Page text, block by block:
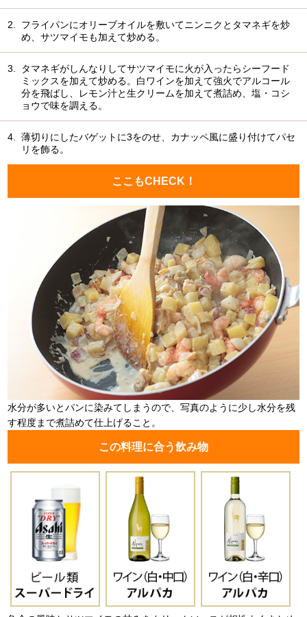
2.
フライパンにオリーブオイルを敷いてニンニクとタマネギを炒
め、サツマイモも加えて炒める。
3.
タマネギがしんなりしてサツマイモに火が入ったらシーフード
ミックスを加えて炒める。白ワインを加えて強火でアルコール
分を飛ばし、レモン汁と生クリームを加えて煮詰め、塩・コシ
ョウで味を調える。
4.
薄切りにしたバゲットに3をのせ、カナッペ風に盛り付けてパセ
リを飾る。
ここもCHECK！
水分が多いとパンに染みてしまうので、写真のように少し水分を残
す程度まで煮詰めて仕上げること。
この料理に合う飲み物